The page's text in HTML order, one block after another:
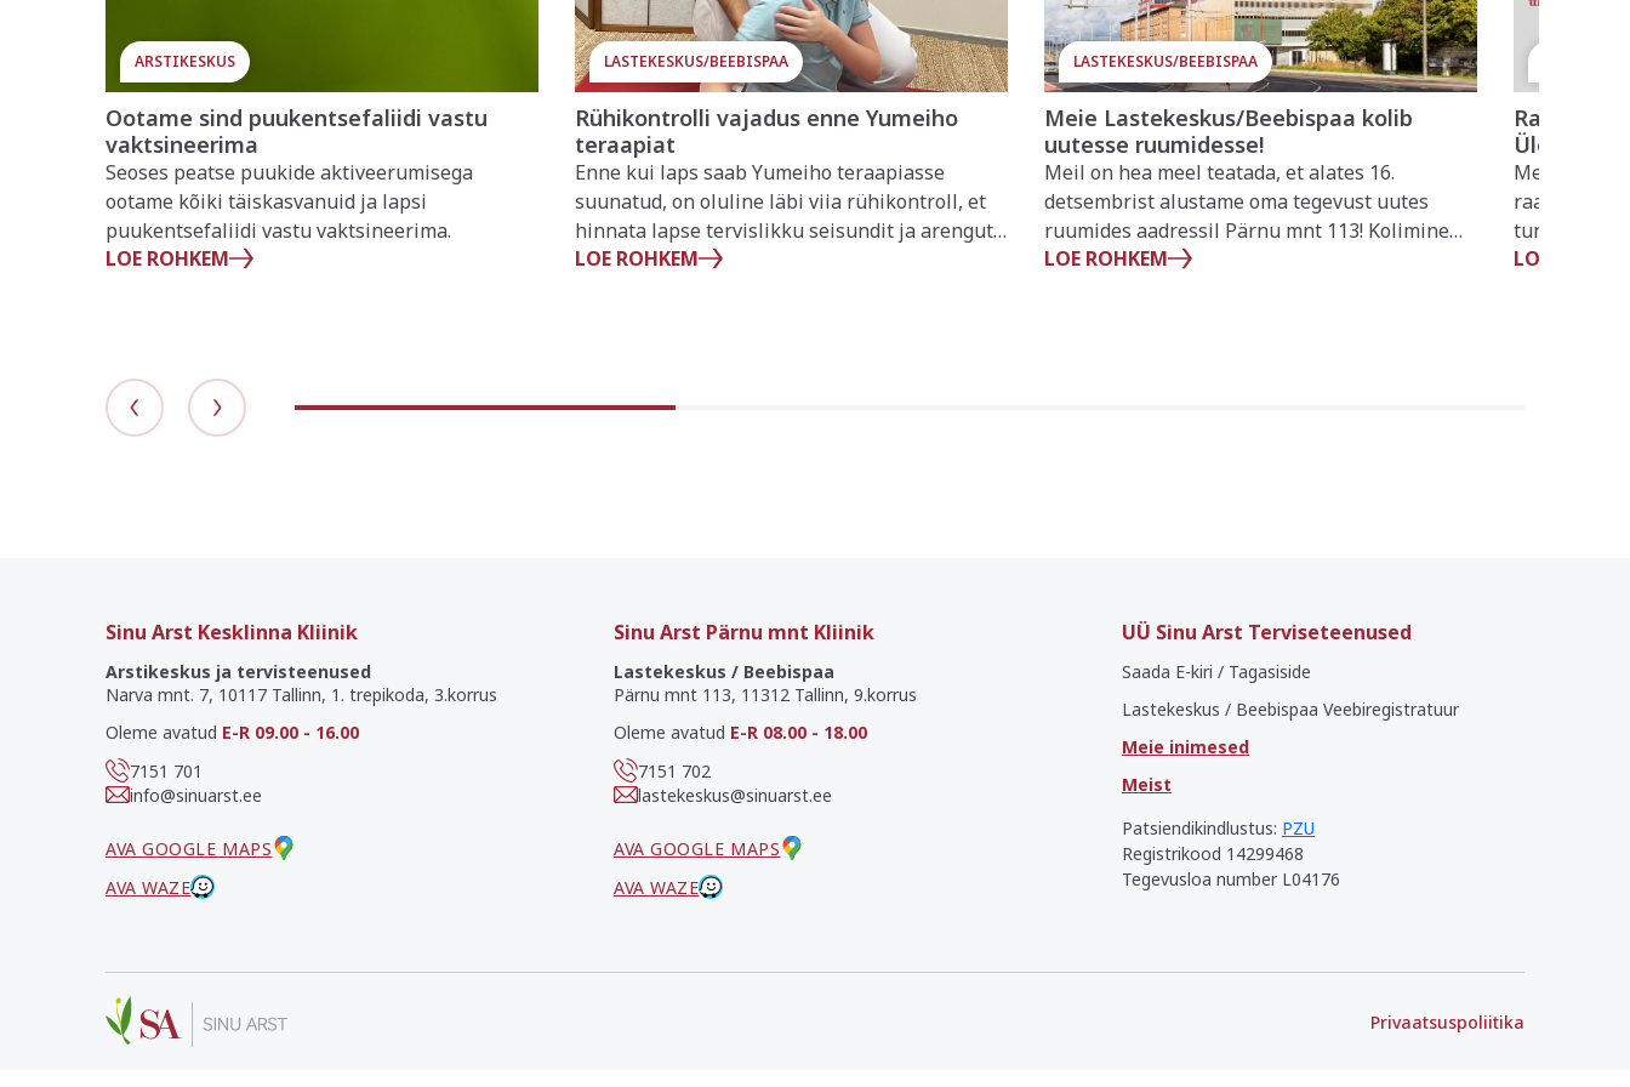
ARSTIKESKUS
Ootame sind puukentsefaliidi vastu
vaktsineerima
Seoses peatse puukide aktiveerumisega
ootame kõiki täiskasvanuid ja lapsi
puukentsefaliidi vastu vaktsineerima.
LOE ROHKEM
LASTEKESKUS/BEEBISPAA
Rühikontrolli vajadus enne Yumeiho
teraapiat
Enne kui laps saab Yumeiho teraapiasse
suunatud, on oluline läbi viia rühikontroll, et
hinnata lapse tervislikku seisundit ja arengut.
Rühikontrolli käigus uuritakse lihaspingeid,
LOE ROHKEM
LASTEKESKUS/BEEBISPAA
Meie Lastekeskus/Beebispaa kolib
uutesse ruumidesse!
Meil on hea meel teatada, et alates 16.
detsembrist alustame oma tegevust uutes
ruumides aadressil Pärnu mnt 113! Kolimine
tähistab meie kasvamist ja arengut – uued
LOE ROHKEM
Raamat
Meil on hea
raamat
tunnustatud
arst-
LOE
Sinu Arst Kesklinna Kliinik
Arstikeskus ja tervisteenused
Narva mnt. 7, 10117 Tallinn, 1. trepikoda, 3.korrus
Oleme avatud E-R 09.00 - 16.00
7151 701
info@sinuarst.ee
AVA GOOGLE MAPS
AVA WAZE
Sinu Arst Pärnu mnt Kliinik
Lastekeskus / Beebispaa
Pärnu mnt 113, 11312 Tallinn, 9.korrus
Oleme avatud E-R 08.00 - 18.00
7151 702
lastekeskus@sinuarst.ee
AVA GOOGLE MAPS
AVA WAZE
UÜ Sinu Arst Terviseteenused
Saada E-kiri / Tagasiside
Lastekeskus / Beebispaa Veebiregistratuur
Meie inimesed
Meist
Patsiendikindlustus: PZU
Registrikood 14299468
Tegevusloa number L04176
Privaatsuspoliitika